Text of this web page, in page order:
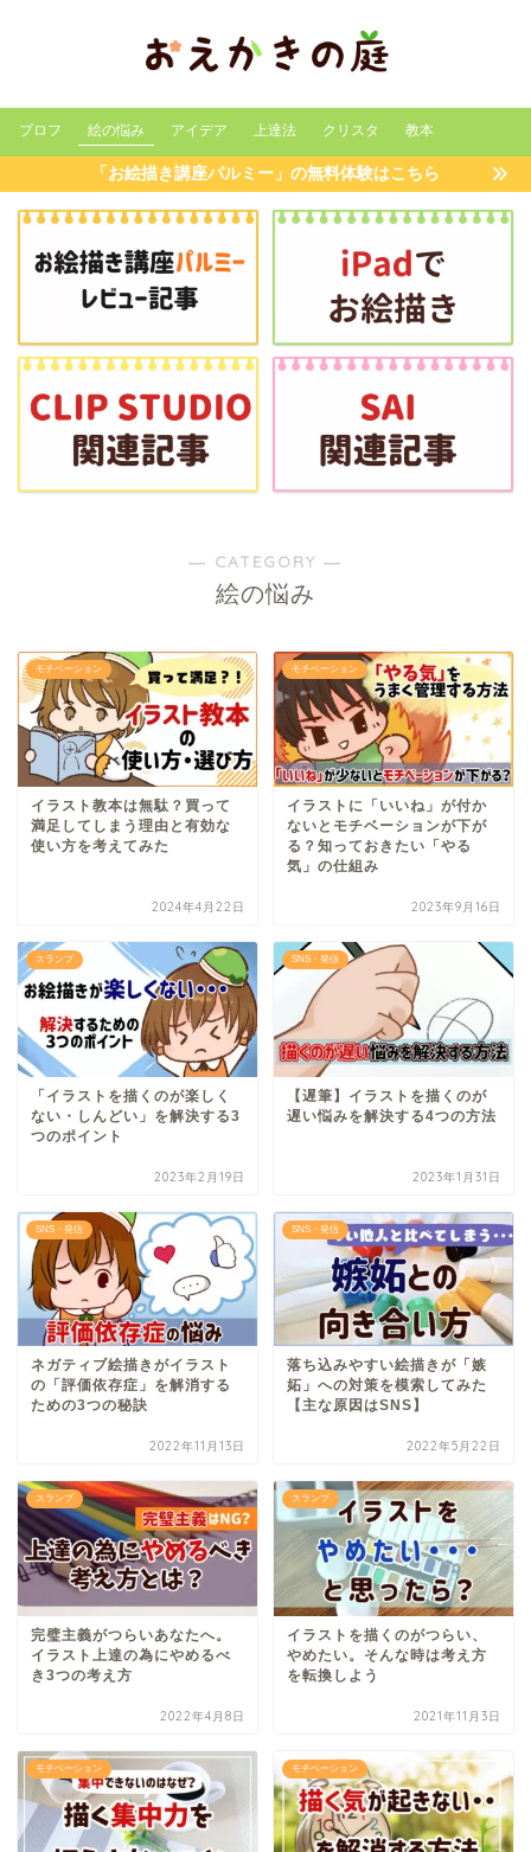
プロフ 絵の悩み アイデア 上達法 クリスタ 教本
「お絵描き講座パルミー」の無料体験はこちら
― CATEGORY ―
絵の悩み
モチベーション
イラスト教本は無駄？買って
満足してしまう理由と有効な
使い方を考えてみた
2024年4月22日
モチベーション
イラストに「いいね」が付か
ないとモチベーションが下が
る？知っておきたい「やる
気」の仕組み
2023年9月16日
スランプ
「イラストを描くのが楽しく
ない・しんどい」を解決する3
つのポイント
2023年2月19日
SNS・発信
【遅筆】イラストを描くのが
遅い悩みを解決する4つの方法
2023年1月31日
SNS・発信
ネガティブ絵描きがイラスト
の「評価依存症」を解消する
ための3つの秘訣
2022年11月13日
SNS・発信
落ち込みやすい絵描きが「嫉
妬」への対策を模索してみた
【主な原因はSNS】
2022年5月22日
スランプ
完璧主義がつらいあなたへ。
イラスト上達の為にやめるべ
き3つの考え方
2022年4月8日
スランプ
イラストを描くのがつらい、
やめたい。そんな時は考え方
を転換しよう
2021年11月3日
モチベーション モチベーション